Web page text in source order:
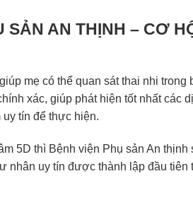
SẢN AN THỊNH – CƠ
mẹ có thể quan sát thai nhi trong
xác, giúp phát hiện tốt nhất các
tín để thực hiện.
5D thì Bệnh viện Phụ sản An
nhân uy tín được thành lập đầu tiên